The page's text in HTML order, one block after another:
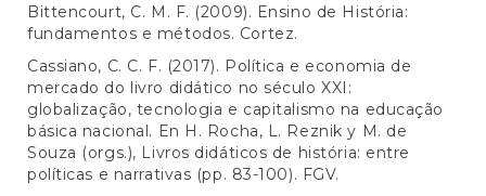
Bittencourt, C. M. F. (2009). Ensino de História:
fundamentos e métodos. Cortez.
Cassiano, C. C. F. (2017). Política e economia de
mercado do livro didático no século XXI:
globalização, tecnologia e capitalismo na educação
básica nacional. En H. Rocha, L. Reznik y M. de
Souza (orgs.), Livros didáticos de história: entre
políticas e narrativas (pp. 83-100). FGV.